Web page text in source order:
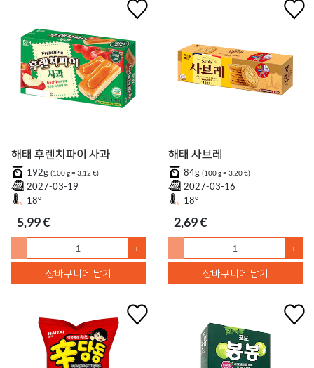
해태 후렌치파이 사과
192g (100 g = 3,12 €)
2027-03-19
18°
5,99 €
- +
장바구니에 담기
해태 사브레
84g (100 g = 3,20 €)
2027-03-16
18°
2,69 €
- +
장바구니에 담기